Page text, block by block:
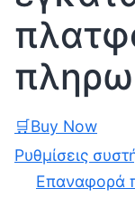
🛒Buy Now
Ρυθμίσεις
Επαναφορά